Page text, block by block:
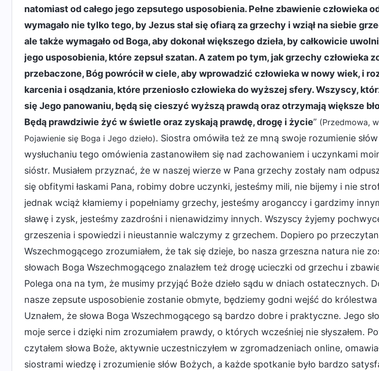
natomiast od całego jego zepsutego usposobienia. Pełne zbawienie człowieka
wymagało nie tylko tego, by Jezus stał się ofiarą za grzechy i wziął na siebie
ale także wymagało od Boga, aby dokonał większego dzieła, by całkowicie
jego usposobienia, które zepsuł szatan. A zatem po tym, jak grzechy człowieka
przebaczone, Bóg powrócił w ciele, aby wprowadzić człowieka w nowy wiek, i
karcenia i osądzania, które przeniosło człowieka do wyższej sfery. Wszyscy,
się Jego panowaniu, będą się cieszyć wyższą prawdą oraz otrzymają większe
Będą prawdziwie żyć w świetle oraz zyskają prawdę, drogę i życie” (Przedmowa,
Pojawienie się Boga i Jego dzieło). Siostra omówiła też ze mną swoje rozumienie
wysłuchaniu tego omówienia zastanowiłem się nad zachowaniem i uczynkami
sióstr. Musiałem przyznać, że w naszej wierze w Pana grzechy zostały nam
się obfitymi łaskami Pana, robimy dobre uczynki, jesteśmy mili, nie bijemy i nie
jednak wciąż kłamiemy i popełniamy grzechy, jesteśmy aroganccy i gardzimy
sławę i zysk, jesteśmy zazdrośni i nienawidzimy innych. Wszyscy żyjemy
grzeszenia i spowiedzi i nieustannie walczymy z grzechem. Dopiero po
Wszechmogącego zrozumiałem, że tak się dzieje, bo nasza grzeszna natura nie
słowach Boga Wszechmogącego znalazłem też drogę ucieczki od grzechu i
Polega ona na tym, że musimy przyjąć Boże dzieło sądu w dniach ostatecznych.
nasze zepsute usposobienie zostanie obmyte, będziemy godni wejść do królestwa
Uznałem, że słowa Boga Wszechmogącego są bardzo dobre i praktyczne. Jego
moje serce i dzięki nim zrozumiałem prawdy, o których wcześniej nie słyszałem.
czytałem słowa Boże, aktywnie uczestniczyłem w zgromadzeniach online,
siostrami wiedzę i zrozumienie słów Bożych, a każde spotkanie było bardzo